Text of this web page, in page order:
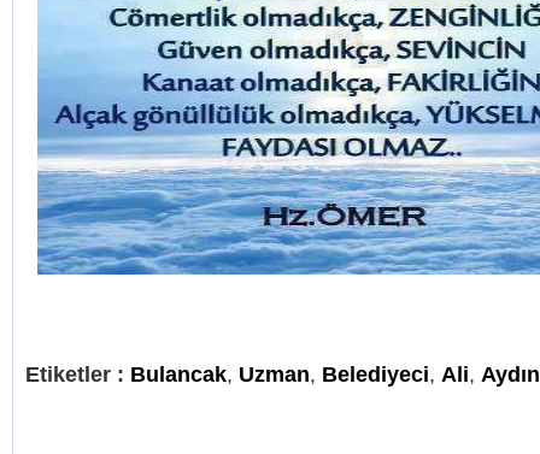
Etiketler : Bulancak, Uzman, Belediyeci, Ali,